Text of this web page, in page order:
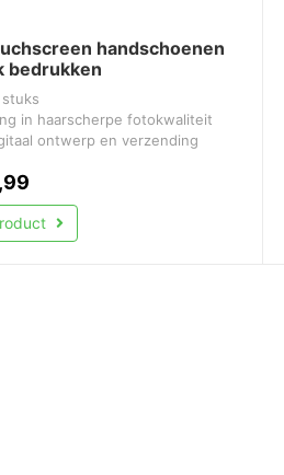
handschoenen
bedrukken
stuks
in haarscherpe fotokwaliteit
ontwerp en verzending